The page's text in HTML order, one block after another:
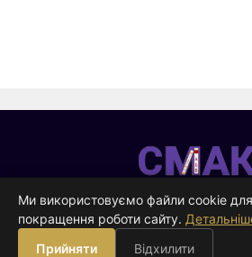
Смакі
ВИДАВНИЦТВО
Ми використовуємо файли cookie для
покращення роботи сайту.
Прийняти
Відхилити